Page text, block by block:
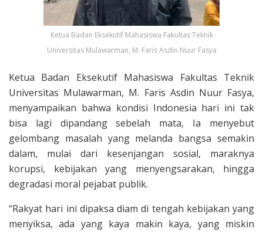
Ketua Badan Eksekutif Mahasiswa Fakultas Teknik
Universitas Mulawarman, M. Faris Asdin Nuur Fasya
Ketua Badan Eksekutif Mahasiswa Fakultas Teknik
Universitas Mulawarman, M. Faris Asdin Nuur Fasya,
menyampaikan bahwa kondisi Indonesia hari ini tak
bisa lagi dipandang sebelah mata, Ia menyebut
gelombang masalah yang melanda bangsa semakin
dalam, mulai dari kesenjangan sosial, maraknya
korupsi, kebijakan yang menyengsarakan, hingga
degradasi moral pejabat publik.
“Rakyat hari ini dipaksa diam di tengah kebijakan yang
menyiksa, ada yang kaya makin kaya, yang miskin